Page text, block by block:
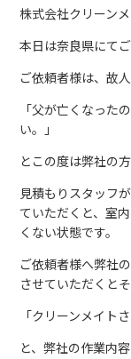
株式会社クリーンメ
本日は奈良県にて
ご依頼者様は、故
「父が亡くなった
い。」
とこの度は弊社の
見積もりスタッフ
ていただくと、室
くない状態です。
ご依頼者様へ弊社
させていただくと
「クリーンメイト
と、弊社の作業内